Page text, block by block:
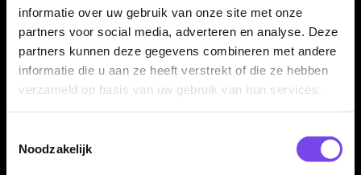
informatie over uw gebruik van onze site met onze
partners voor social media, adverteren en analyse. Deze
partners kunnen deze gegevens combineren met andere
informatie die u aan ze heeft verstrekt of die ze hebben
verzameld op basis van uw gebruik van hun services.
Noodzakelijk
dartbordopstelling.
Wordt geleverd zonder dartbord
Dit product bestaat uit het dartkabinet zelf en wordt geleverd
meegeleverd, zodat je deze zelf kunt kiezen op basis van jouw